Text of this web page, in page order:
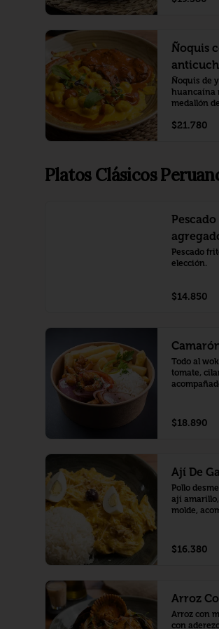
Ñoquis
Ñoquis de
huancaína
medallón
$21.780
Platos Clásicos
Pescado
elección.
$14.850
Todo al
tomate,
$18.890
Ají De
Pollo
ají
molde,
$16.380
Arroz
Arroz con
con